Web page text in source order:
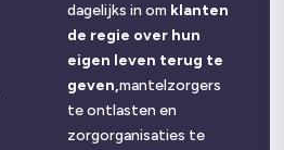
dagelijks in om klanten
de regie over hun
eigen leven terug te
geven,mantelzorgers
te ontlasten en
zorgorganisaties te